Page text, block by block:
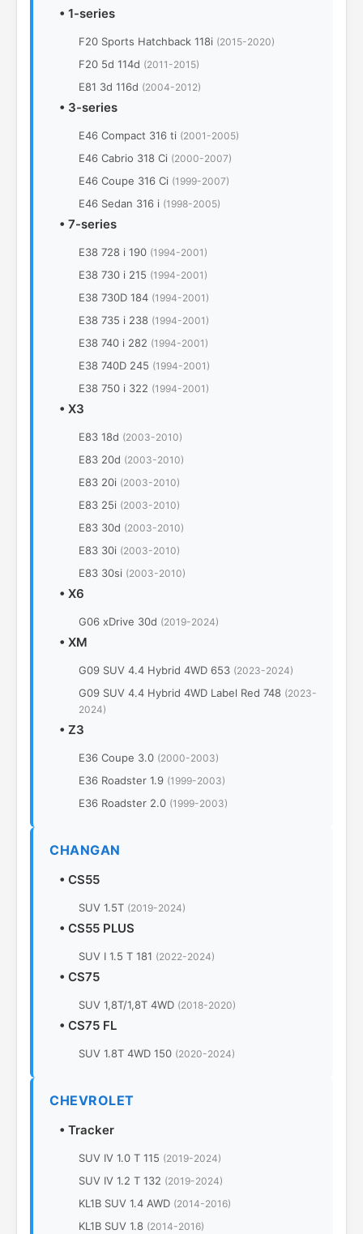
• 1-series
F20 Sports Hatchback 118i (2015-2020)
F20 5d 114d (2011-2015)
E81 3d 116d (2004-2012)
• 3-series
E46 Compact 316 ti (2001-2005)
E46 Cabrio 318 Ci (2000-2007)
E46 Coupe 316 Ci (1999-2007)
E46 Sedan 316 i (1998-2005)
• 7-series
E38 728 i 190 (1994-2001)
E38 730 i 215 (1994-2001)
E38 730D 184 (1994-2001)
E38 735 i 238 (1994-2001)
E38 740 i 282 (1994-2001)
E38 740D 245 (1994-2001)
E38 750 i 322 (1994-2001)
• X3
E83 18d (2003-2010)
E83 20d (2003-2010)
E83 20i (2003-2010)
E83 25i (2003-2010)
E83 30d (2003-2010)
E83 30i (2003-2010)
E83 30si (2003-2010)
• X6
G06 xDrive 30d (2019-2024)
• XM
G09 SUV 4.4 Hybrid 4WD 653 (2023-2024)
G09 SUV 4.4 Hybrid 4WD Label Red 748 (2023-
2024)
• Z3
E36 Coupe 3.0 (2000-2003)
E36 Roadster 1.9 (1999-2003)
E36 Roadster 2.0 (1999-2003)
CHANGAN
• CS55
SUV 1.5T (2019-2024)
• CS55 PLUS
SUV I 1.5 T 181 (2022-2024)
• CS75
SUV 1,8T/1,8T 4WD (2018-2020)
• CS75 FL
SUV 1.8T 4WD 150 (2020-2024)
CHEVROLET
• Tracker
SUV IV 1.0 T 115 (2019-2024)
SUV IV 1.2 T 132 (2019-2024)
KL1B SUV 1.4 AWD (2014-2016)
KL1B SUV 1.8 (2014-2016)